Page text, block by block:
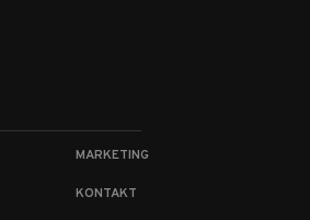
MARKETING
KONTAKT